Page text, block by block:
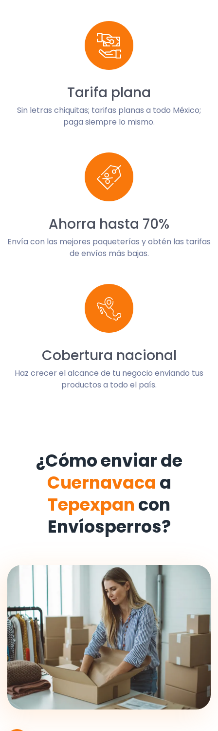
Tarifa plana
Sin letras chiquitas; tarifas planas a todo México;
paga siempre lo mismo.
Ahorra hasta 70%
Envía con las mejores paqueterías y obtén las tarifas
de envíos más bajas.
Cobertura nacional
Haz crecer el alcance de tu negocio enviando tus
productos a todo el país.
¿Cómo enviar de
Cuernavaca a
Tepexpan con
Envíosperros?